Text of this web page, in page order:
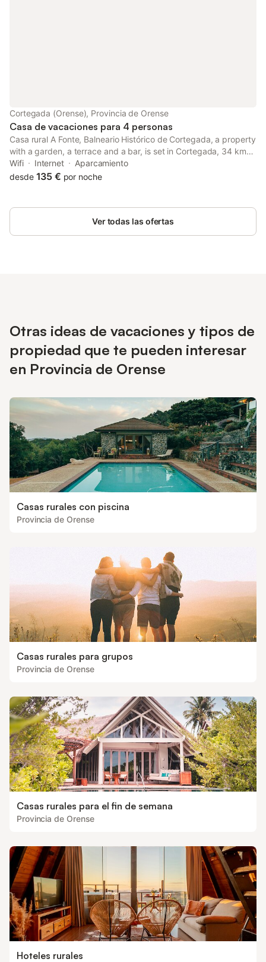
Cortegada (Orense), Provincia de Orense
Casa de vacaciones para 4 personas
Casa rural A Fonte, Balneario Histórico de Cortegada, a property
with a garden, a terrace and a bar, is set in Cortegada, 34 km
from Nossa Senhora da Peneda Sanctuary, 37 km from Pazo da
Touza Golf, as well as 43 km from Auditorium - Exhibition...
Wifi Internet
Aparcamiento
desde 135 € por noche
Ver todas las ofertas
Otras ideas de vacaciones y tipos de
propiedad que te pueden interesar
en Provincia de Orense
Casas rurales con piscina
Provincia de Orense
Casas rurales para grupos
Provincia de Orense
Casas rurales para el fin de semana
Provincia de Orense
Hoteles rurales